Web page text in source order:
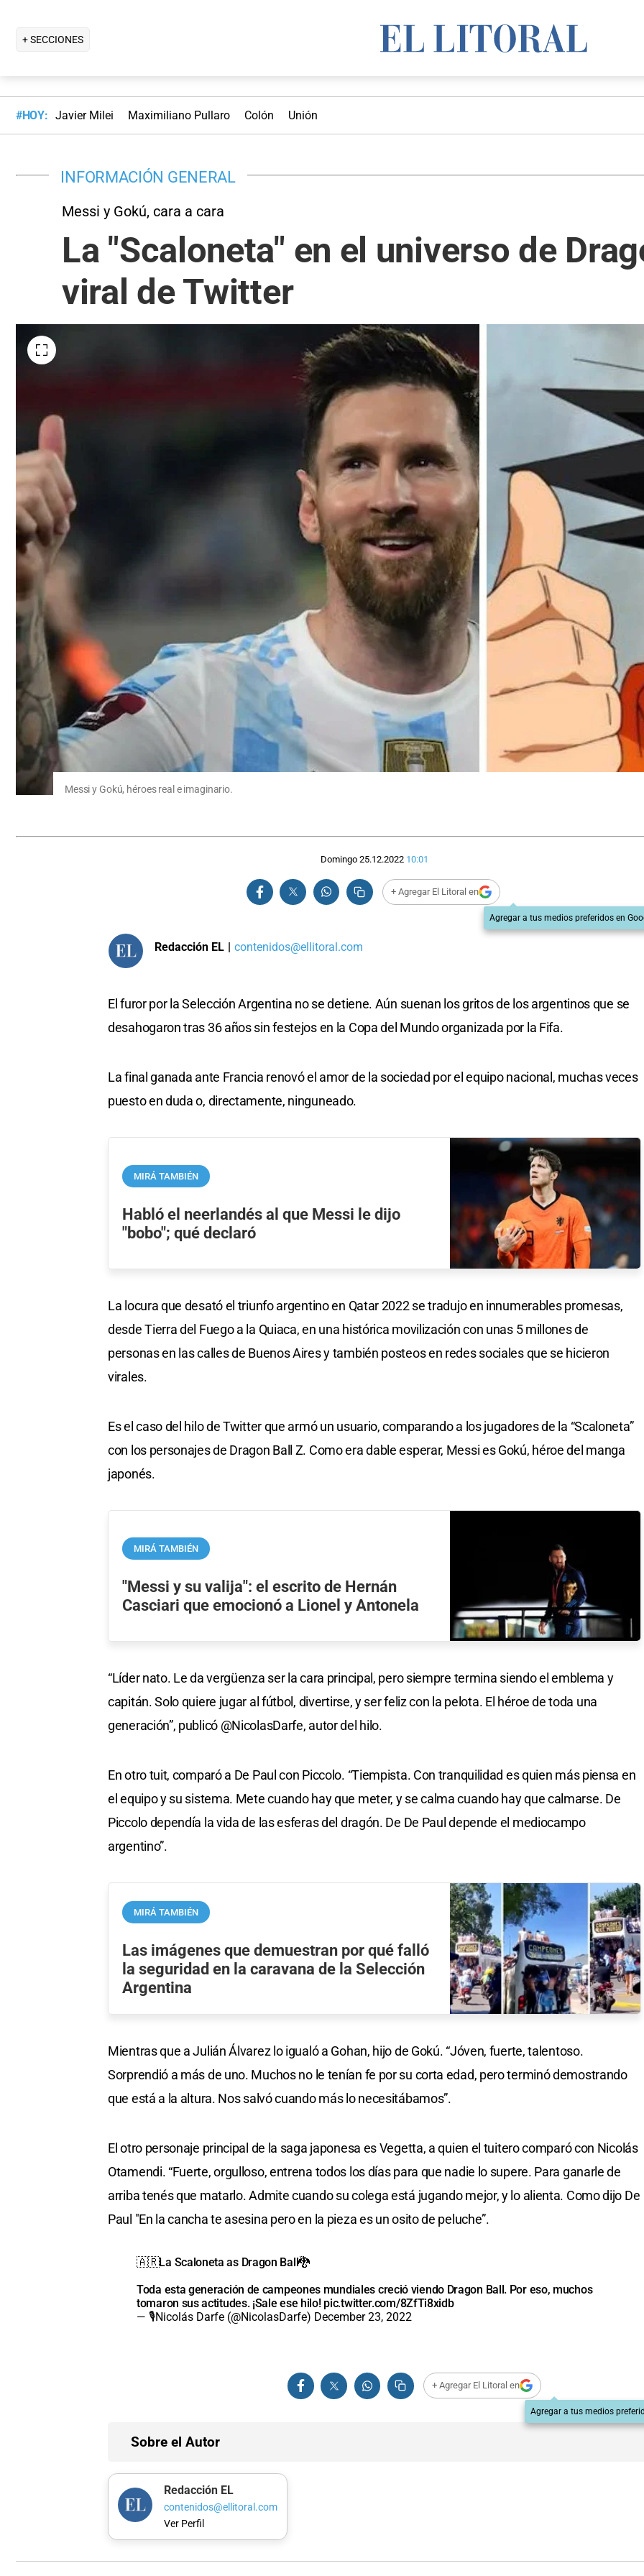
+ SECCIONES
#HOY: Javier Milei Maximiliano Pullaro Colón Unión
INFORMACIÓN GENERAL
Messi y Gokú, cara a cara
La "Scaloneta" en el universo de
viral de Twitter
Messi y Gokú, héroes real e imaginario.
Domingo 25.12.2022 10:01
+ Agregar El Litoral en
Agregar a tus medios preferidos en
Redacción EL | contenidos@ellitoral.com
El furor por la Selección Argentina no se detiene. Aún suenan los gritos de los argentinos que se
desahogaron tras 36 años sin festejos en la Copa del Mundo organizada por la Fifa.
La final ganada ante Francia renovó el amor de la sociedad por el equipo nacional, muchas veces
puesto en duda o, directamente, ninguneado.
MIRÁ TAMBIÉN
Habló el neerlandés al que Messi le dijo
"bobo"; qué declaró
La locura que desató el triunfo argentino en Qatar 2022 se tradujo en innumerables promesas,
desde Tierra del Fuego a la Quiaca, en una histórica movilización con unas 5 millones de
personas en las calles de Buenos Aires y también posteos en redes sociales que se hicieron
virales.
Es el caso del hilo de Twitter que armó un usuario, comparando a los jugadores de la “Scaloneta”
con los personajes de Dragon Ball Z. Como era dable esperar, Messi es Gokú, héroe del manga
japonés.
MIRÁ TAMBIÉN
"Messi y su valija": el escrito de Hernán
Casciari que emocionó a Lionel y Antonela
“Líder nato. Le da vergüenza ser la cara principal, pero siempre termina siendo el emblema y
capitán. Solo quiere jugar al fútbol, divertirse, y ser feliz con la pelota. El héroe de toda una
generación”, publicó @NicolasDarfe, autor del hilo.
En otro tuit, comparó a De Paul con Piccolo. “Tiempista. Con tranquilidad es quien más piensa en
el equipo y su sistema. Mete cuando hay que meter, y se calma cuando hay que calmarse. De
Piccolo dependía la vida de las esferas del dragón. De De Paul depende el mediocampo
argentino”.
MIRÁ TAMBIÉN
Las imágenes que demuestran por qué falló
la seguridad en la caravana de la Selección
Argentina
Mientras que a Julián Álvarez lo igualó a Gohan, hijo de Gokú. “Jóven, fuerte, talentoso.
Sorprendió a más de uno. Muchos no le tenían fe por su corta edad, pero terminó demostrando
que está a la altura. Nos salvó cuando más lo necesitábamos”.
El otro personaje principal de la saga japonesa es Vegetta, a quien el tuitero comparó con Nicolás
Otamendi. “Fuerte, orgulloso, entrena todos los días para que nadie lo supere. Para ganarle de
arriba tenés que matarlo. Admite cuando su colega está jugando mejor, y lo alienta. Como dijo De
Paul "En la cancha te asesina pero en la pieza es un osito de peluche”.
🇦🇷La Scaloneta as Dragon Ball🐉
Toda esta generación de campeones mundiales creció viendo Dragon Ball. Por eso, muchos
tomaron sus actitudes. ¡Sale ese hilo! pic.twitter.com/8ZfTi8xidb
— 🎙Nicolás Darfe (@NicolasDarfe) December 23, 2022
+ Agregar El Litoral en
Agregar a tus medios
Sobre el Autor
Redacción EL
contenidos@ellitoral.com
Ver Perfil